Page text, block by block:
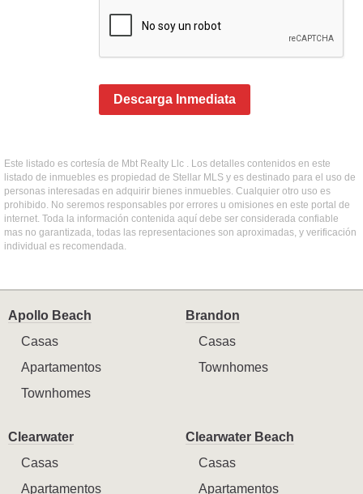
Descarga Inmediata
Este listado es cortesía de Mbt Realty Llc . Los detalles contenidos en este
listado de inmuebles es propiedad de Stellar MLS y es destinado para el uso de
personas interesadas en adquirir bienes inmuebles. Cualquier otro uso es
prohibido. No seremos responsables por errores u omisiones en este portal de
internet. Toda la información contenida aquí debe ser considerada confiable
mas no garantizada, todas las representaciones son aproximadas, y verificación
individual es recomendada.
Apollo Beach
Casas
Apartamentos
Townhomes
Brandon
Casas
Townhomes
Clearwater
Casas
Apartamentos
Clearwater Beach
Casas
Apartamentos